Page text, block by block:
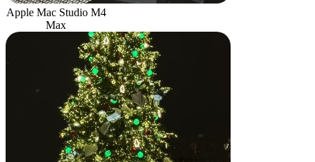
Apple Mac Studio M4
Max